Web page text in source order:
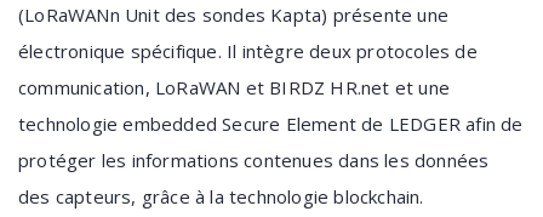
(LoRaWANn Unit des sondes Kapta) présente une
électronique spécifique. Il intègre deux protocoles de
communication, LoRaWAN et BIRDZ HR.net et une
technologie embedded Secure Element de LEDGER afin de
protéger les informations contenues dans les données
des capteurs, grâce à la technologie blockchain.